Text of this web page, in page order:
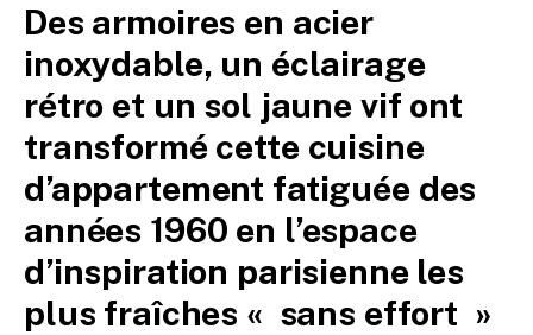
Des armoires en acier
inoxydable, un éclairage
rétro et un sol jaune vif ont
transformé cette cuisine
d’appartement fatiguée des
années 1960 en l’espace
d’inspiration parisienne les
plus fraîches « sans effort »